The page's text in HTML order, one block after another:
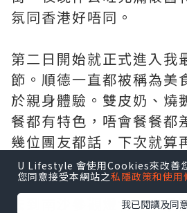
氛同香港好唔同。
第二日開始就正式進入我
節。順德一直都被稱為美
於親身體驗。雙皮奶、燒
餐都有特色，唔會餐餐都
幾位團友都話，下次就算
再跟一次呢條路線。
去到南沙參觀燈會，夜景
U Lifestyle 會使用Cookies來改善
您同意接受本網站之私隱政策和使用
我已閱讀及同